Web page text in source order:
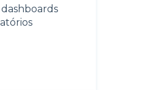
dashboards